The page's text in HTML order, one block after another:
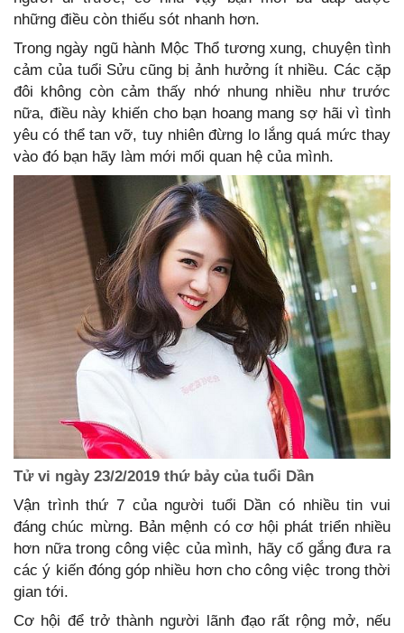
những điều còn thiếu sót nhanh hơn.
Trong ngày ngũ hành Mộc Thổ tương xung, chuyện tình
cảm của tuổi Sửu cũng bị ảnh hưởng ít nhiều. Các cặp
đôi không còn cảm thấy nhớ nhung nhiều như trước
nữa, điều này khiến cho bạn hoang mang sợ hãi vì tình
yêu có thể tan vỡ, tuy nhiên đừng lo lắng quá mức thay
vào đó bạn hãy làm mới mối quan hệ của mình.
Tử vi ngày 23/2/2019 thứ bảy của tuổi Dần
Vận trình thứ 7 của người tuổi Dần có nhiều tin vui
đáng chúc mừng. Bản mệnh có cơ hội phát triển nhiều
hơn nữa trong công việc của mình, hãy cố gắng đưa ra
các ý kiến đóng góp nhiều hơn cho công việc trong thời
gian tới.
Cơ hội để trở thành người lãnh đạo rất rộng mở, nếu